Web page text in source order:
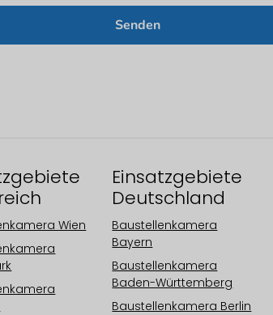
Senden
Wien
Einsatzgebiete
Deutschland
Baustellenkamera
Bayern
Baustellenkamera
Baden-Württemberg
Baustellenkamera Berlin